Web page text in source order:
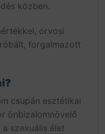
közben.
orvosi
forgalmazott
csupán esztétikai
önbizalomnövelő
szexuális élet